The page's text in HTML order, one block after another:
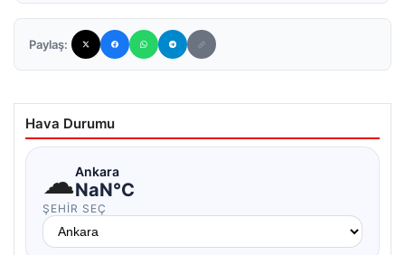
Paylaş:
Hava Durumu
☁Ankara
NaN°C
ŞEHIR SEÇ